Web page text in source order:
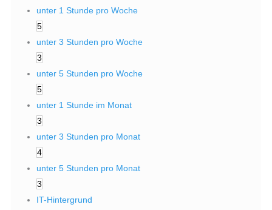
unter 1 Stunde pro Woche
5
unter 3 Stunden pro Woche
3
unter 5 Stunden pro Woche
5
unter 1 Stunde im Monat
3
unter 3 Stunden pro Monat
4
unter 5 Stunden pro Monat
3
IT-Hintergrund